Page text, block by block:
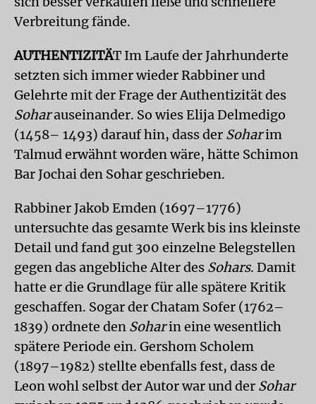
Verbreitung fände.
AUTHENTIZITÄT Im Laufe der Jahrhunderte
setzten sich immer wieder Rabbiner und
Gelehrte mit der Frage der Authentizität des
Soharauseinander. So wies Elija Delmedigo
(1458– 1493) darauf hin, dass der Soharim
Talmud erwähnt worden wäre, hätte Schimon
Bar Jochai den Sohar geschrieben.
Rabbiner Jakob Emden (1697–1776)
untersuchte das gesamte Werk bis ins kleinste
Detail und fand gut 300 einzelne Belegstellen
gegen das angebliche Alter des Sohars. Damit
hatte er die Grundlage für alle spätere Kritik
geschaffen. Sogar der Chatam Sofer (1762–
1839) ordnete den Soharin eine wesentlich
spätere Periode ein. Gershom Scholem
(1897–1982) stellte ebenfalls fest, dass de
Leon wohl selbst der Autor war und der Sohar